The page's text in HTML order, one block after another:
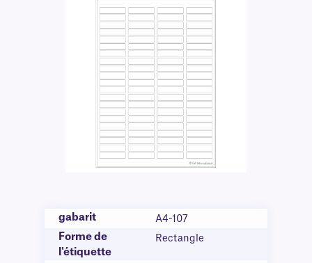
gabarit A4-107
Forme de
l'étiquette
Rectangle